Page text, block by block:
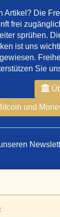
Artikel? Die
frei
sprühen.
ist uns
Sie
und